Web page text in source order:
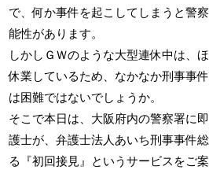
で、何か事件を起こしてしまうと警
能性があります。
しかしＧＷのような大型連休中は、
休業しているため、なかなか刑事事
は困難ではないでしょうか。
そこで本日は、大阪府内の警察署に
護士が、弁護士法人あいち刑事事件
る『初回接見』というサービスをご案